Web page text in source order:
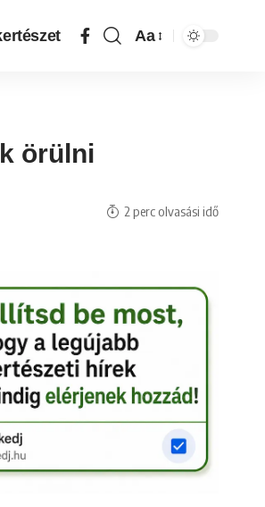
Aa
örülni
2 perc olvasási idő